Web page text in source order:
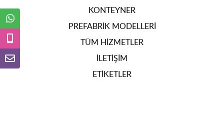
KONTEYNER
PREFABRIK MODELLERI
TÜM HIZMETLER
İLETIŞIM
ETIKETLER